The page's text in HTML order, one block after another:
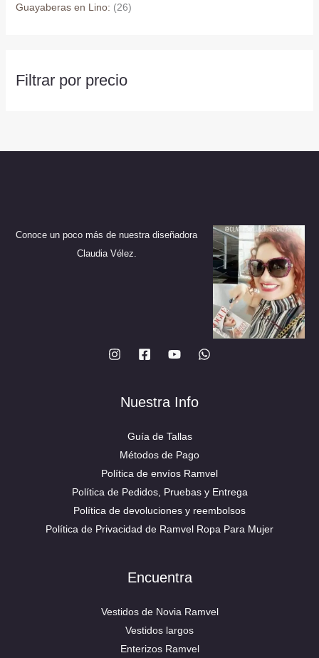
Guayaberas en Lino: (26)
Filtrar por precio
Conoce un poco más de nuestra diseñadora
Claudia Vélez.
Nuestra Info
Guía de Tallas
Métodos de Pago
Política de envíos Ramvel
Política de Pedidos, Pruebas y Entrega
Política de devoluciones y reembolsos
Política de Privacidad de Ramvel Ropa Para Mujer
Encuentra
Vestidos de Novia Ramvel
Vestidos largos
Enterizos Ramvel